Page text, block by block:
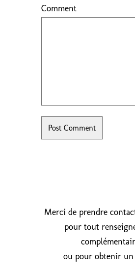
Comment
Merci de prendre
pour tout
ou pour obtenir un